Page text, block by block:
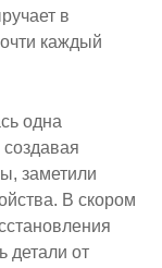
в
каждый
одна
заметили
В скором
детали от